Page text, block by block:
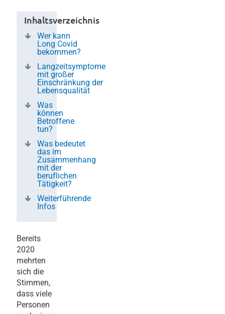
Inhaltsverzeichnis
Wer kann
Long Covid
bekommen?
Langzeitsymptome
mit großer
Einschränkung der
Lebensqualität
Was
können
Betroffene
tun?
Was bedeutet
das im
Zusammenhang
mit der
beruflichen
Tätigkeit?
Weiterführende
Infos
Bereits
2020
mehrten
sich die
Stimmen,
dass viele
Personen